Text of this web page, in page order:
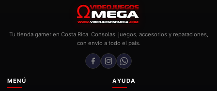
Tu tienda gamer en Costa Rica. Consolas, juegos, accesorios y reparaciones,
con envío a todo el país.
MENÚ AYUDA